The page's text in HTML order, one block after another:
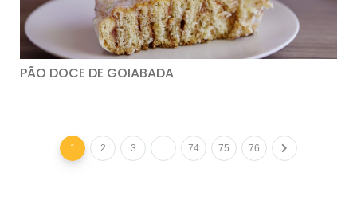
PÃO DOCE DE GOIABADA
1 2 3 74 75 76